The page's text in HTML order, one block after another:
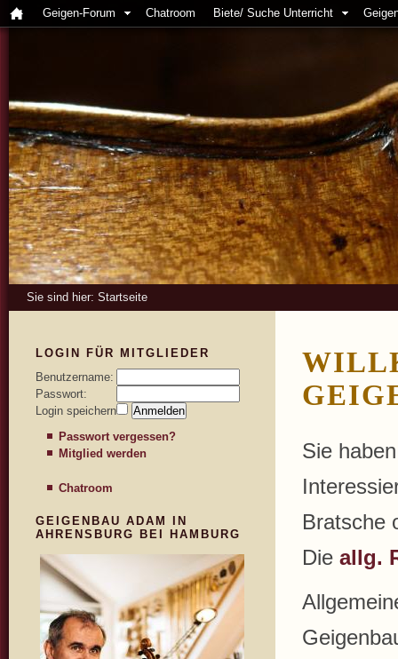
Geigen-Forum Chatroom Biete/ Suche Unterricht
Sie sind hier: Startseite
Sie
Bratsche
Die allg.
LOGIN FÜR MITGLIEDER
Benutzername:
Passwort:
Login speichern
Passwort vergessen?
Mitglied werden
Chatroom
GEIGENBAU ADAM IN
AHRENSBURG BEI HAMBURG